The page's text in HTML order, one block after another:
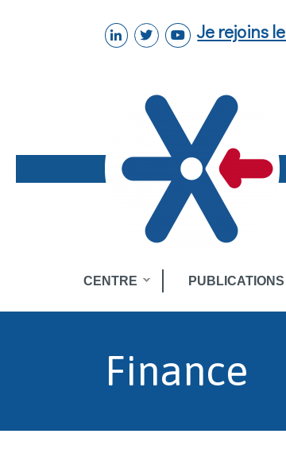
linkedintwitter youtube
Je rejoins
CENTRE PUBLICATIONS
Finance